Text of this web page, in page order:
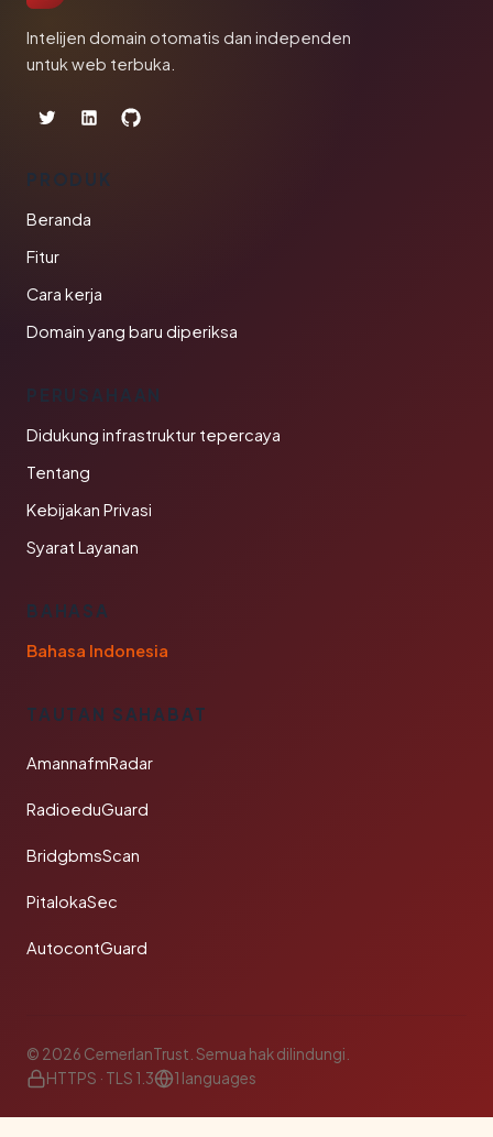
Intelijen domain otomatis dan independen
untuk web terbuka.
PRODUK
Beranda
Fitur
Cara kerja
Domain yang baru diperiksa
PERUSAHAAN
Didukung infrastruktur tepercaya
Tentang
Kebijakan Privasi
Syarat Layanan
BAHASA
Bahasa Indonesia
TAUTAN SAHABAT
AmannafmRadar
RadioeduGuard
BridgbmsScan
PitalokaSec
AutocontGuard
© 2026 CemerlanTrust. Semua hak dilindungi.
HTTPS · TLS 1.3
1 languages